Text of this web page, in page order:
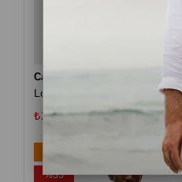
Calvin Klein
₺2.677,35₺4.119,00
%35